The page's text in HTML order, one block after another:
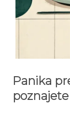
Panika